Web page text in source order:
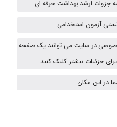
aghajari vahid
آزمون استخدامی
در سایت می توانند یک صفحه
جزئیات بیشتر کلیک کنید
در این مکان